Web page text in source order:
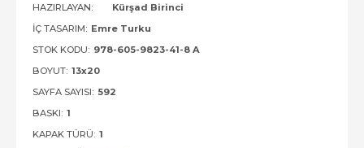
HAZIRLAYAN:
Kürşad Birinci
İÇ TASARIM: Emre Turku
STOK KODU: 978-605-9823-41-8 A
BOYUT: 13x20
SAYFA SAYISI: 592
BASKI: 1
KAPAK TÜRÜ: 1